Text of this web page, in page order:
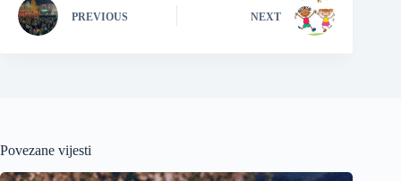
PREVIOUS NEXT
Povezane vijesti